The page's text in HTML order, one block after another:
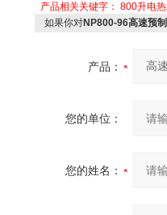
产品相关关键字： 800升电
如果你对NP800-96高速预
产品：
您的单位：
您的姓名：